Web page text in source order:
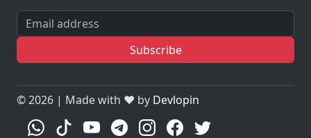
Email address
Subscribe
©2026 | Made with ❤️ by Devlopin